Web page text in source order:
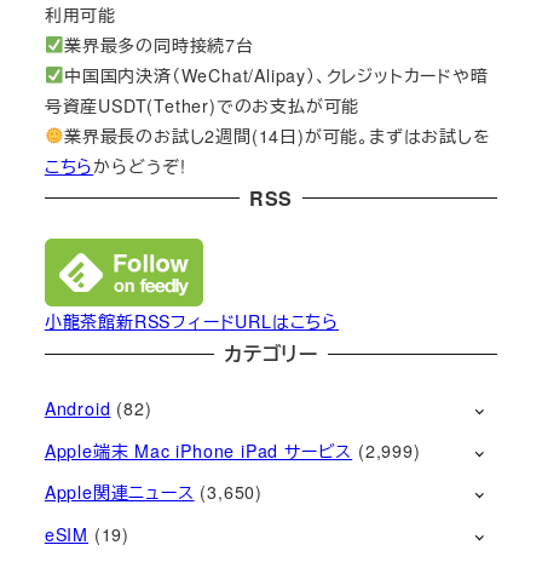
利用可能
業界最多の同時接続7台
中国国内決済（WeChat/Alipay）、クレジットカードや暗
号資産USDT(Tether)でのお支払が可能
業界最長のお試し2週間(14日)が可能。まずはお試しを
こちらからどうぞ!
RSS
小龍茶館新RSSフィードURLはこちら
カテゴリー
Android (82)
Apple端末 Mac iPhone iPad サービス (2,999)
Apple関連ニュース (3,650)
eSIM (19)